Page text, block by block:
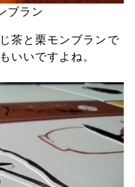
ブラン
茶と栗モンブランで
いいですよね。